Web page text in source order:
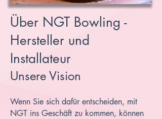
Über NGT Bowling -
Hersteller und
Installateur
Unsere Vision
Wenn Sie sich dafür entscheiden, mit
NGT ins Geschäft zu kommen, können